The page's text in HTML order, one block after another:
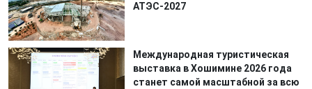
АТЭС-2027
Международная туристическая
выставка в Хошимине 2026 года
станет самой масштабной за всю